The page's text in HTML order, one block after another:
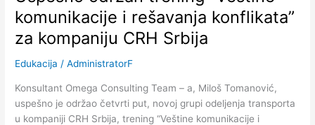
komunikacije i rešavanja konflikata”
za kompaniju CRH Srbija
Edukacija /AdministratorF
Konsultant Omega Consulting Team – a, Miloš Tomanović,
uspešno je održao četvrti put, novoj grupi odeljenja transporta
u kompaniji CRH Srbija, trening “Veštine komunikacije i
održan
trening
“Veštine
i
rešavanja
konflikata”
za